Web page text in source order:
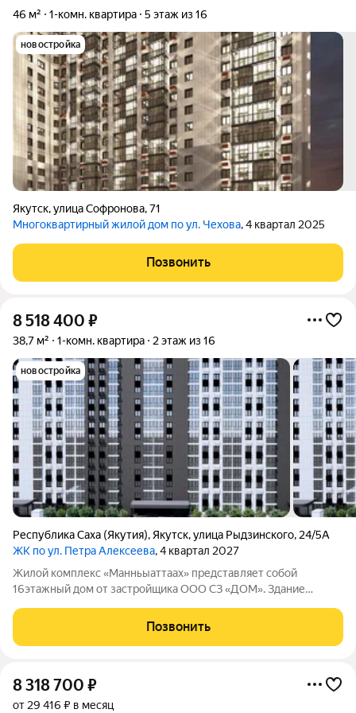
46 м² 1-комн. квартира 5 этаж из 16
новостройка
Якутск,улица Софронова,71
Многоквартирный жилой дом по ул. Чехова, 4 квартал 2025
Позвонить
8 518 400 ₽
38,7 м² 1-комн. квартира 2 этаж из 16
новостройка
Республика Саха (Якутия), Якутск,улица Рыдзинского, 24/5А
ЖК по ул. Петра Алексеева, 4 квартал 2027
Жилой комплекс «Манньыаттаах» представляет собой
16этажный дом от застройщика ООО СЗ «ДОМ». Здание
с пассажирским и грузовым лифтами. В комплексе
насчитывается 484 квартиры: на каждом
Позвонить
8 318 700 ₽
от 29 416 ₽ в месяц